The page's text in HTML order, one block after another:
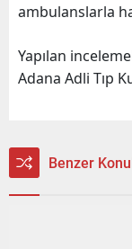
ambulanslarla
Yapılan
Adana Adli Tıp
Benzer